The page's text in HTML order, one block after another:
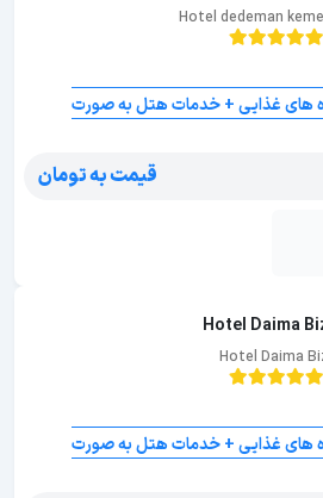
Hotel dedeman
های غذایی + خدمات هتل به صورت
قیمت به تومان
Hotel Daima
Hotel Daima
های غذایی + خدمات هتل به صورت